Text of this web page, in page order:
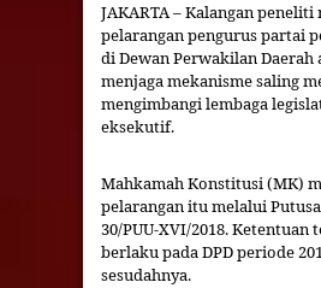
JAKARTA – Kalangan
pelarangan pengurus partai
di Dewan Perwakilan Daerah
menjaga mekanisme saling
mengimbangi lembaga
eksekutif.
Mahkamah Konstitusi (MK)
pelarangan itu melalui
30/PUU-XVI/2018. Ketentuan
berlaku pada DPD periode
sesudahnya.